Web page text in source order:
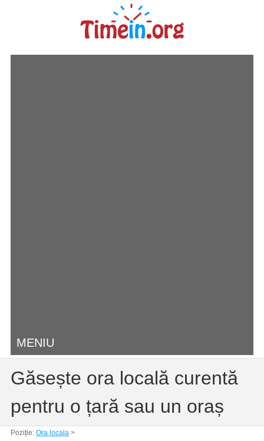
MENIU
Găsește ora locală curentă
pentru o țară sau un oraș
Poziție: Ora locala>